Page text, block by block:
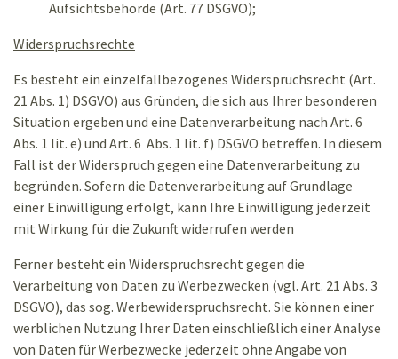
Aufsichtsbehörde (Art. 77 DSGVO);
Widerspruchsrechte
Es besteht ein einzelfallbezogenes Widerspruchsrecht (Art.
21 Abs. 1) DSGVO) aus Gründen, die sich aus Ihrer besonderen
Situation ergeben und eine Datenverarbeitung nach Art. 6
Abs. 1 lit. e) und Art. 6 Abs. 1 lit. f) DSGVO betreffen. In diesem
Fall ist der Widerspruch gegen eine Datenverarbeitung zu
begründen. Sofern die Datenverarbeitung auf Grundlage
einer Einwilligung erfolgt, kann Ihre Einwilligung jederzeit
mit Wirkung für die Zukunft widerrufen werden
Ferner besteht ein Widerspruchsrecht gegen die
Verarbeitung von Daten zu Werbezwecken (vgl. Art. 21 Abs. 3
DSGVO), das sog. Werbewiderspruchsrecht. Sie können einer
werblichen Nutzung Ihrer Daten einschließlich einer Analyse
von Daten für Werbezwecke jederzeit ohne Angabe von